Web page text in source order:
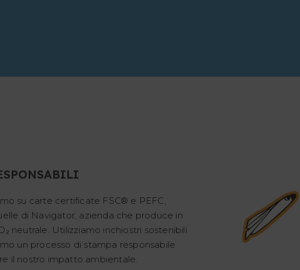
su carte certificate FSC® e PEFC,
di Navigator, azienda che produce in
neutrale. Utilizziamo inchiostri sostenibili
un processo di stampa responsabile
il nostro impatto ambientale.